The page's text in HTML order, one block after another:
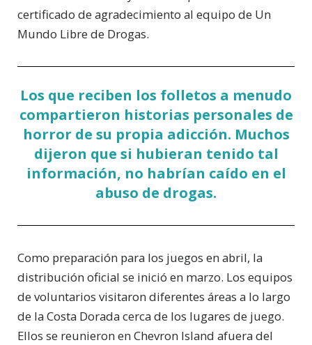
certificado de agradecimiento al equipo de Un
Mundo Libre de Drogas.
Los que reciben los folletos a menudo
compartieron historias personales de
horror de su propia adicción. Muchos
dijeron que si hubieran tenido tal
información, no habrían caído en el
abuso de drogas.
Como preparación para los juegos en abril, la
distribución oficial se inició en marzo. Los equipos
de voluntarios visitaron diferentes áreas a lo largo
de la Costa Dorada cerca de los lugares de juego.
Ellos se reunieron en Chevron Island afuera del